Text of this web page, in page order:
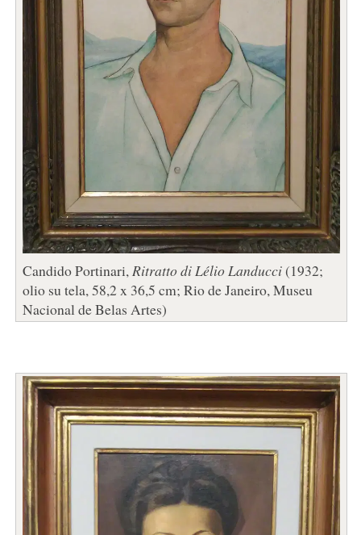
Candido Portinari,Ritratto di Lélio Landucci(1932;
olio su tela, 58,2 x 36,5 cm; Rio de Janeiro, Museu
Nacional de Belas Artes)